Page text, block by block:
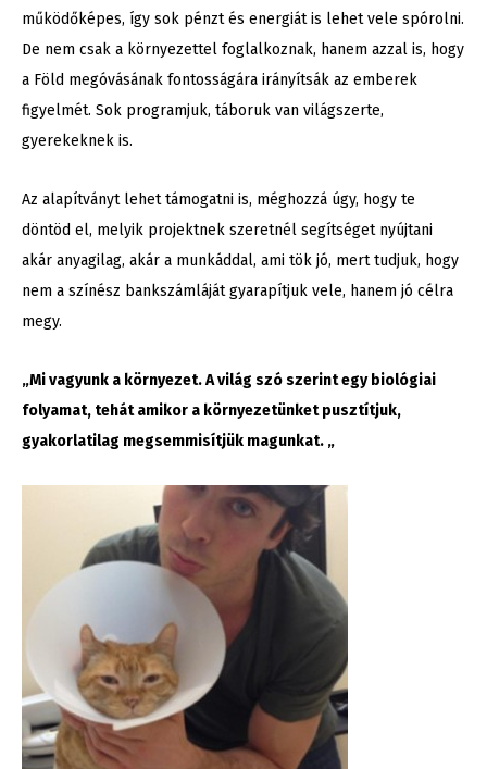
működőképes, így sok pénzt és energiát is lehet vele spórolni.
De nem csak a környezettel foglalkoznak, hanem azzal is, hogy
a Föld megóvásának fontosságára irányítsák az emberek
figyelmét. Sok programjuk, táboruk van világszerte,
gyerekeknek is.
Az alapítványt lehet támogatni is, méghozzá úgy, hogy te
döntöd el, melyik projektnek szeretnél segítséget nyújtani
akár anyagilag, akár a munkáddal, ami tök jó, mert tudjuk, hogy
nem a színész bankszámláját gyarapítjuk vele, hanem jó célra
megy.
„Mi vagyunk a környezet. A világ szó szerint egy biológiai
folyamat, tehát amikor a környezetünket pusztítjuk,
gyakorlatilag megsemmisítjük magunkat. „